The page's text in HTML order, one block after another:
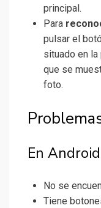
principal.
Para
pulsar el
situado en
que se
foto.
En
No se
Tiene